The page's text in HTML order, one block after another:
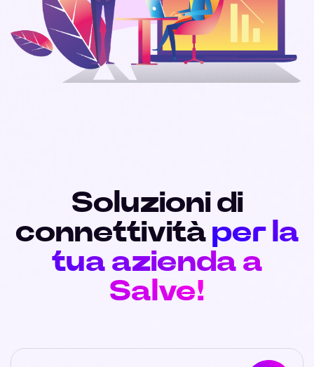
Soluzioni di
connettività per la
tua azienda a
Salve!